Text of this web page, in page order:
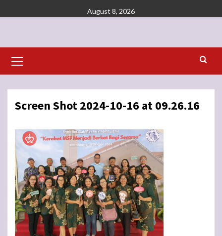
to
August 8, 2026
Menu
Screen Shot 2024-10-16 at 09.26.16